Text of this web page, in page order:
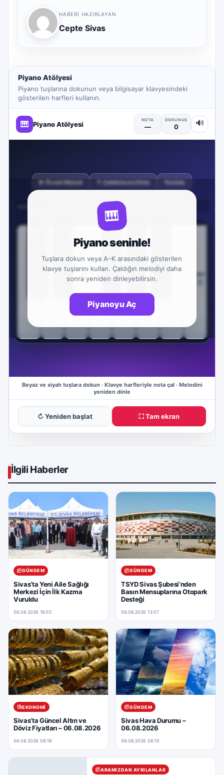
HABERI HAZIRLAYAN
Cepte Sivas
Piyano Atölyesi
Piyano tuşlarına dokunun veya bilgisayar klavyesindeki
gösterilen harfleri kullanın.
↻ Yeniden başlat ⛶ Tam ekran
İlgili Haberler
GÜNDEM
Sivas’ta Yeni Aile Sağlığı
Merkezi İçin İlk Kazma
Vuruldu
06.08.2026 18:02
GÜNDEM
TSYD Sivas Şubesi’nden
Basın Mensuplarına Otopark
Desteği
06.08.2026 13:07
EKONOMI
Sivas’ta Güncel Altın ve
Döviz Fiyatları – 06.08.2026
06.08.2026 08:18
GÜNDEM
Sivas Hava Durumu –
06.08.2026
06.08.2026 08:10
ARAMIZDAN AYRILANLAR